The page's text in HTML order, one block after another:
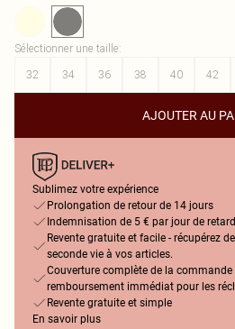
Sélectionner une taille:
32
34 36 38 40 42
AJOUTER AU
Sublimez votre expérience
Prolongation de retour de 14 jours
Indemnisation de 5 € par jour de
Revente gratuite et facile - récupérez
seconde vie à vos articles.
Couverture complète de la
remboursement immédiat pour les
Revente gratuite et simple
En savoir plus